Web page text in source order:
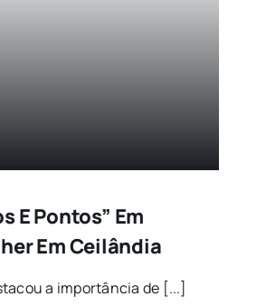
E Pontos” Em
Em Ceilândia
a importância de [...]